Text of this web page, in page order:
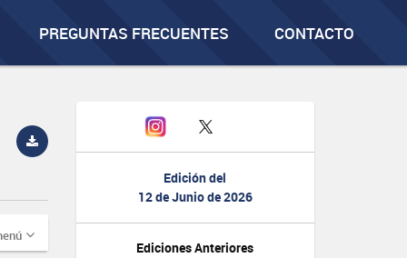
PREGUNTAS FRECUENTES CONTACTO
Edición del
12 de Junio de 2026
Ediciones Anteriores